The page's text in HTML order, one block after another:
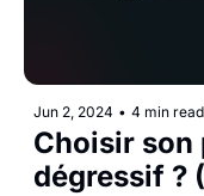
Jun 2, 2024 • 4 min read
Choisir
dégressif ?